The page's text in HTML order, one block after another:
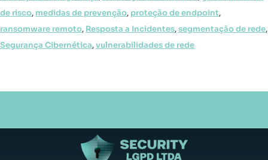
de risco, medidas de prevenção, proteção de endpoint,
ransomware remoto, Resposta a Incidentes,segmentação de rede,
Segurança Cibernética,vulnerabilidades de rede